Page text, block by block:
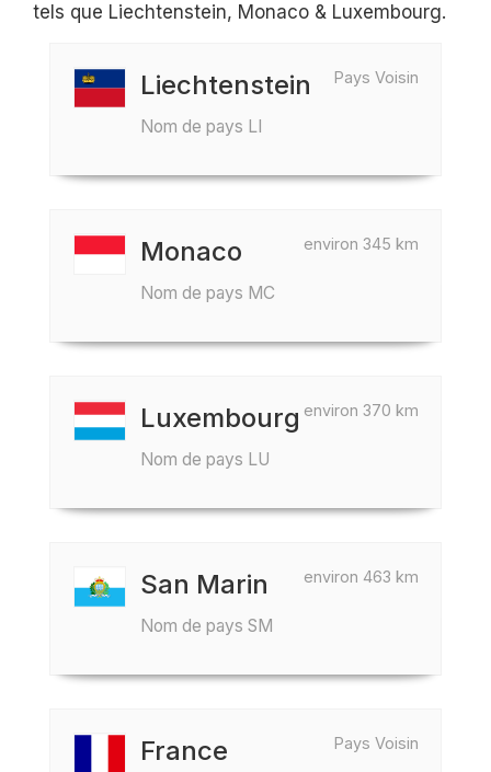
tels que Liechtenstein, Monaco & Luxembourg.
Pays Voisin
Liechtenstein
Nom de pays LI
environ 345 km
Monaco
Nom de pays MC
environ 370 km
Luxembourg
Nom de pays LU
environ 463 km
San Marin
Nom de pays SM
Pays Voisin
France